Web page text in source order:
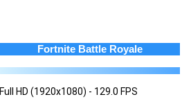
Fortnite Battle Royale
Full HD (1920x1080) - 129.0 FPS